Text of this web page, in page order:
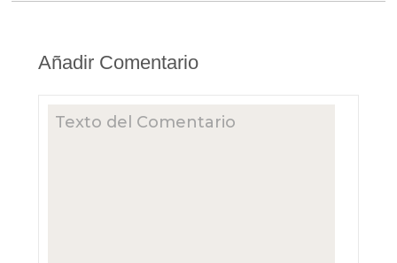
Añadir Comentario